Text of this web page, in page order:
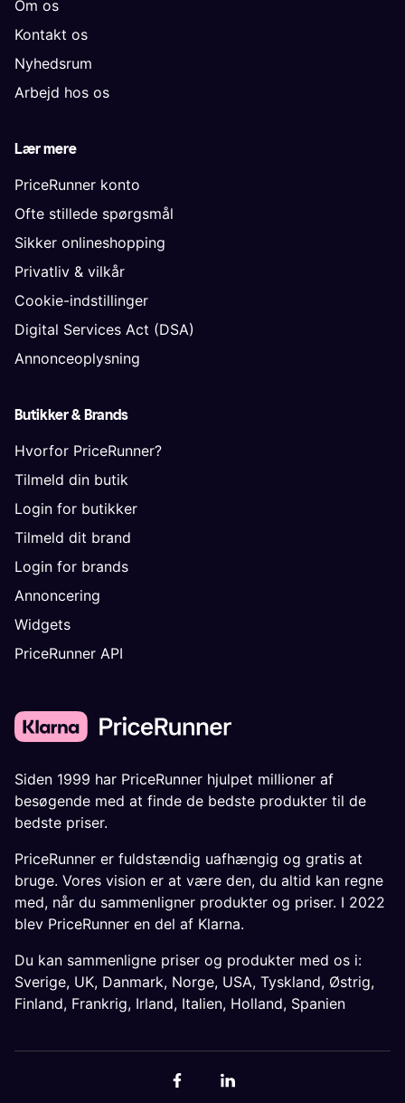
Om os
Kontakt os
Nyhedsrum
Arbejd hos os
Lær mere
PriceRunner konto
Ofte stillede spørgsmål
Sikker onlineshopping
Privatliv & vilkår
Cookie-indstillinger
Digital Services Act (DSA)
Annonceoplysning
Butikker & Brands
Hvorfor PriceRunner?
Tilmeld din butik
Login for butikker
Tilmeld dit brand
Login for brands
Annoncering
Widgets
PriceRunner API
Siden 1999 har PriceRunner hjulpet millioner af
besøgende med at finde de bedste produkter til de
bedste priser.
PriceRunner er fuldstændig uafhængig og gratis at
bruge. Vores vision er at være den, du altid kan regne
med, når du sammenligner produkter og priser. I 2022
blev PriceRunner en del af Klarna.
Du kan sammenligne priser og produkter med os i:
Sverige, UK, Danmark, Norge, USA, Tyskland, Østrig,
Finland, Frankrig, Irland, Italien, Holland, Spanien